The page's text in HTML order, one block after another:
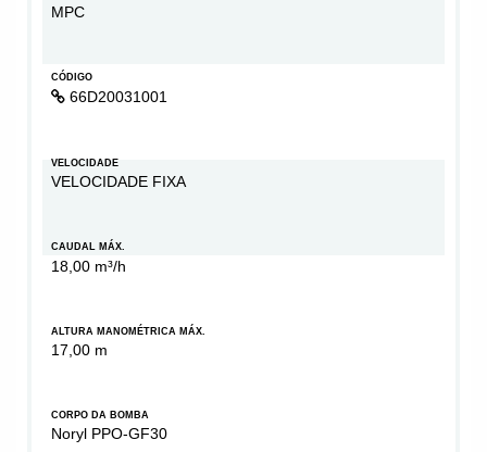
MPC
CÓDIGO
66D20031001
VELOCIDADE
VELOCIDADE FIXA
CAUDAL MÁX.
18,00 m³/h
ALTURA MANOMÉTRICA MÁX.
17,00 m
CORPO DA BOMBA
Noryl PPO-GF30